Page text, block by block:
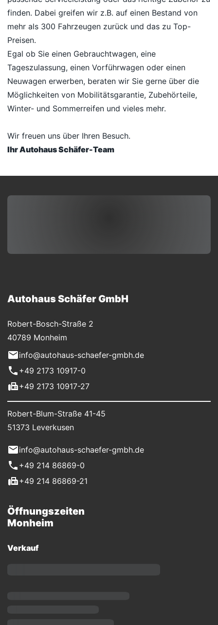
finden. Dabei greifen wir z.B. auf einen Bestand von
mehr als 300 Fahrzeugen zurück und das zu Top-
Preisen.
Egal ob Sie einen Gebrauchtwagen, eine
Tageszulassung, einen Vorführwagen oder einen
Neuwagen erwerben, beraten wir Sie gerne über die
Möglichkeiten von Mobilitätsgarantie, Zubehörteile,
Winter- und Sommerreifen und vieles mehr.
Wir freuen uns über Ihren Besuch.
Ihr Autohaus Schäfer-Team
Autohaus Schäfer GmbH
Robert-Bosch-Straße 2
40789 Monheim
info@autohaus-schaefer-gmbh.de
+49 2173 10917-0
+49 2173 10917-27
Robert-Blum-Straße 41-45
51373 Leverkusen
info@autohaus-schaefer-gmbh.de
+49 214 86869-0
+49 214 86869-21
Öffnungszeiten
Monheim
Verkauf